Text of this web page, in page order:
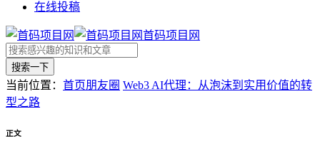
在线投稿
首码项目网
搜索一下
当前位置： 首页朋友圈 Web3 AI代理：从泡沫到实用价值的转
型之路
正文